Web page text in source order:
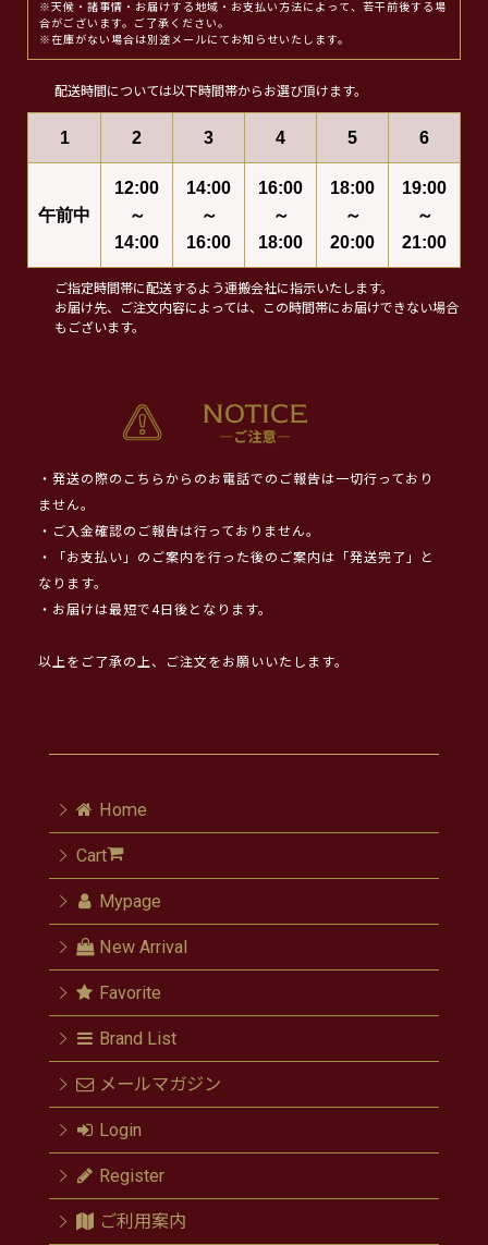
※天候・諸事情・お届けする地域・お支払い方法によって、若干前後する場
合がございます。ご了承ください。
※在庫がない場合は別途メールにてお知らせいたします。
配送時間については以下時間帯からお選び頂けます。
1 2 3 4 5 6
午前中
12:00
～
14:00
14:00
～
16:00
16:00
～
18:00
18:00
～
20:00
19:00
～
21:00
ご指定時間帯に配送するよう運搬会社に指示いたします。
お届け先、ご注文内容によっては、この時間帯にお届けできない場合
もございます。
・発送の際のこちらからのお電話でのご報告は一切行っており
ません。
・ご入金確認のご報告は行っておりません。
・「お支払い」のご案内を行った後のご案内は「発送完了」と
なります。
・お届けは最短で4日後となります。
以上をご了承の上、ご注文をお願いいたします。
Home
Cart
Mypage
New Arrival
Favorite
Brand List
メールマガジン
Login
Register
ご利用案内